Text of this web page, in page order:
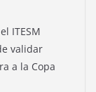
ITESM
validar
a la Copa